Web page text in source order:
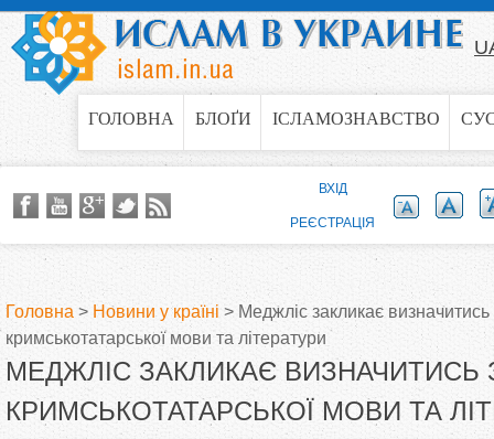
Jump to navigation
ГОЛОВНА БЛОҐИ ІСЛАМОЗНАВСТВО
В
и
Головна > Новини у країні > Меджліс закликає
кримськотатарської мови та літератури
МЕДЖЛІС ЗАКЛИКАЄ
КРИМСЬКОТАТАРСЬКОЇ МОВИ ТА
ВХІД
РЕЄСТРАЦІЯ